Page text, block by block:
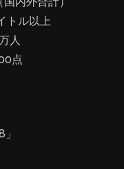
トル以上
人
点